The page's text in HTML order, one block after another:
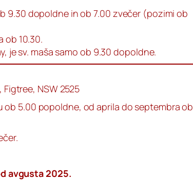
9.30 dopoldne in ob 7.00 zvečer (pozimi ob
ob 10.30.
je sv. maša samo ob 9.30 dopoldne.
NSW 2525
ob 5.00 popoldne, od aprila do septembra ob
avgusta 2025.